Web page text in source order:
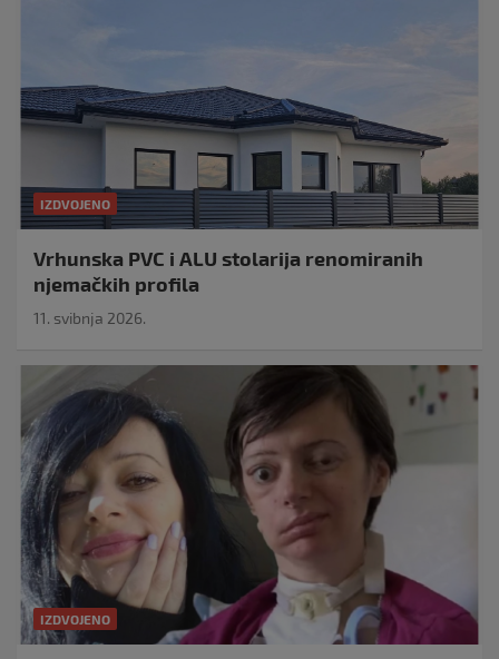
IZDVOJENO
Vrhunska PVC i ALU stolarija renomiranih
njemačkih profila
11. svibnja 2026.
IZDVOJENO